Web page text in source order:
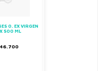
O. EX VIRGEN
500 ML